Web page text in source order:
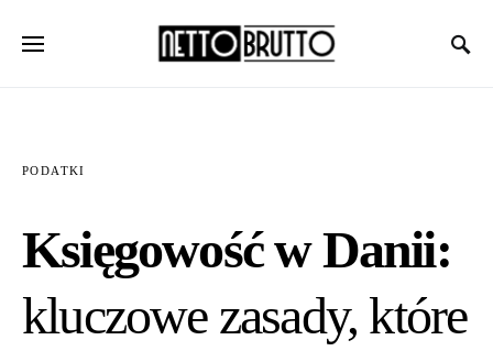
PODATKI
Księgowość w Danii:
kluczowe zasady, które